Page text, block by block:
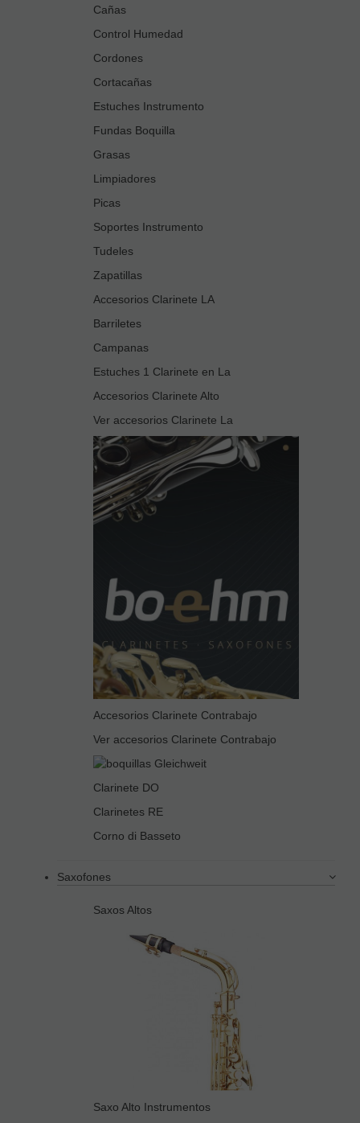
Cañas
Control Humedad
Cordones
Cortacañas
Estuches Instrumento
Fundas Boquilla
Grasas
Limpiadores
Picas
Soportes Instrumento
Tudeles
Zapatillas
Accesorios Clarinete LA
Barriletes
Campanas
Estuches 1 Clarinete en La
Accesorios Clarinete Alto
Ver accesorios Clarinete La
Accesorios Clarinete Contrabajo
Ver accesorios Clarinete Contrabajo
Clarinete DO
Clarinetes RE
Corno di Basseto
Saxofones
Saxos Altos
Saxo Alto Instrumentos